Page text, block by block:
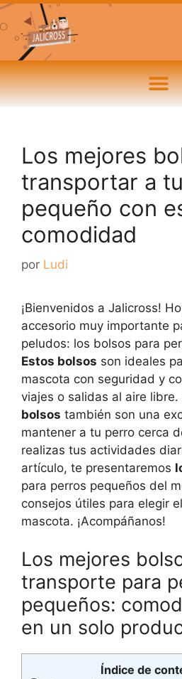
Los mejores
transportar a
pequeño con
comodidad
por Ludi
¡Bienvenidos a Jalicross!
accesorio muy importante
peludos: los bolsos para
Estos bolsos son ideales
mascota con seguridad y
viajes o salidas al aire libre.
bolsos también son una
mantener a tu perro cerca
realizas tus actividades
artículo, te presentaremos
para perros pequeños del
consejos útiles para elegir
mascota. ¡Acompáñanos!
Los mejores
transporte para
pequeños:
en un solo
Índice de